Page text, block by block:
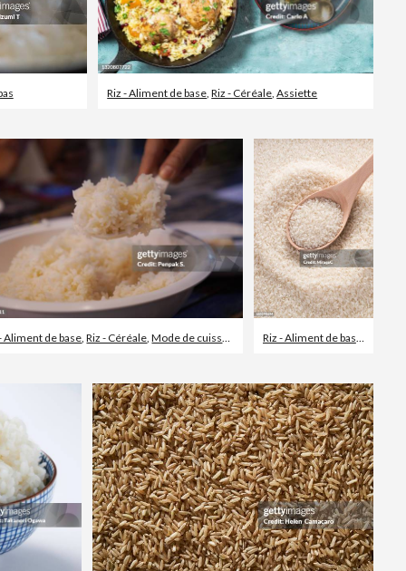
Riz - Aliment de base ,Riz - Céréale ,Assiette
Aliment de base,Riz - Céréale,Mode de cuisson des aliments Riz - Aliment de base,